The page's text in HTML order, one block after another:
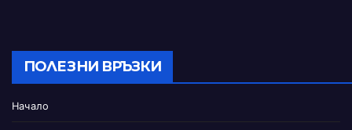
ПОЛЕЗНИ ВРЪЗКИ
Начало